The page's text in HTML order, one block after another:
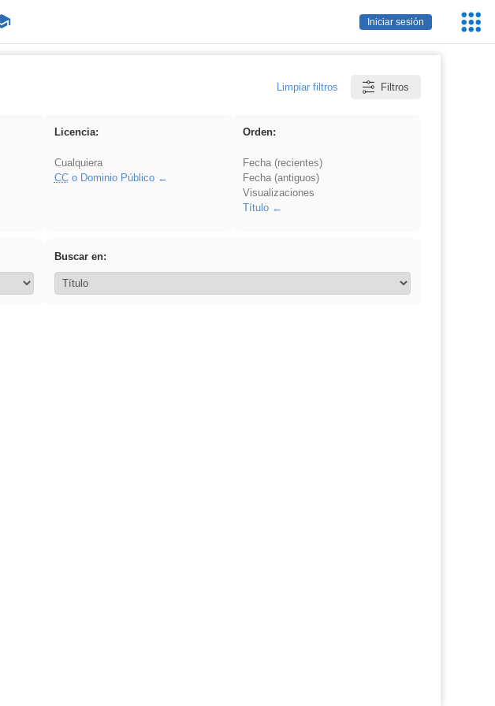
Iniciar sesión
Limpiar filtros Filtros
Licencia:
Cualquiera
CCo Dominio Público
Orden:
Fecha (recientes)
Fecha (antiguos)
Visualizaciones
Título
Buscar en: